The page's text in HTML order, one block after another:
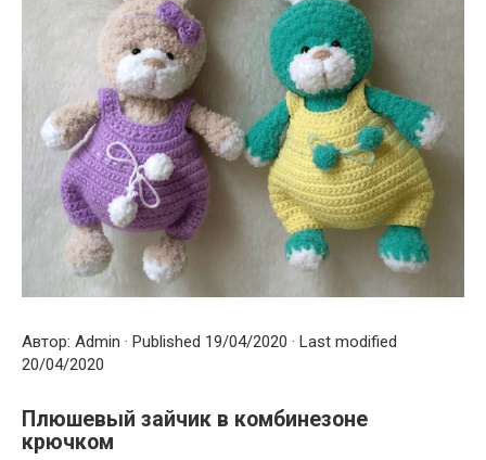
Автор: Admin · Published 19/04/2020 · Last modified
20/04/2020
Плюшевый зайчик в комбинезоне
крючком